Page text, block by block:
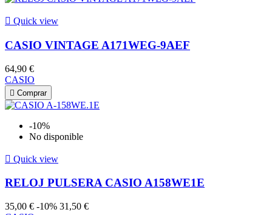
 Quick view
CASIO VINTAGE A171WEG-9AEF
64,90 €
CASIO
 Comprar
-10%
No disponible
 Quick view
RELOJ PULSERA CASIO A158WE1E
35,00 € -10% 31,50 €